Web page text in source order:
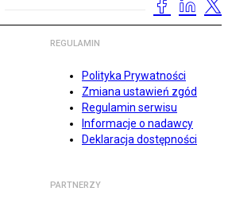
REGULAMIN
Polityka Prywatności
Zmiana ustawień zgód
Regulamin serwisu
Informacje o nadawcy
Deklaracja dostępności
PARTNERZY